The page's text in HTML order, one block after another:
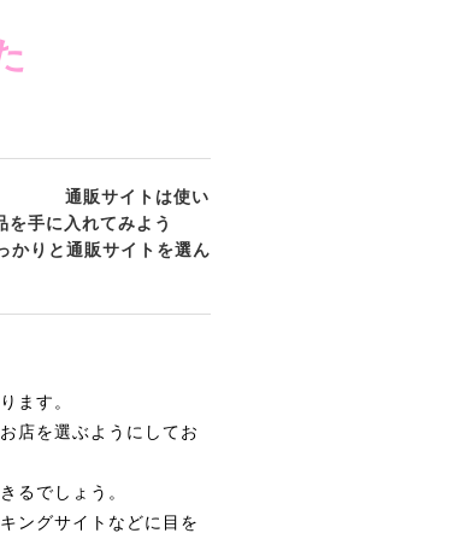
通販サイトは使い
手に入れてみよう
かりと通販サイトを選ん
ます。
店を選ぶようにしてお
るでしょう。
ングサイトなどに目を